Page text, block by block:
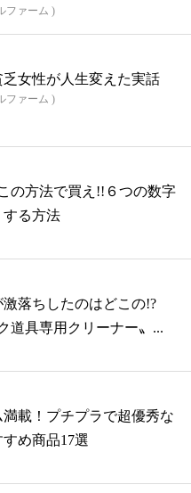
ファーム )
女性が人生変えた実話
ファーム )
の方法で買え!!６つの数字
する方法
落ちしたのはどこの!?
道具専用クリーナー〟...
載！プチプラで超優秀な
め商品17選